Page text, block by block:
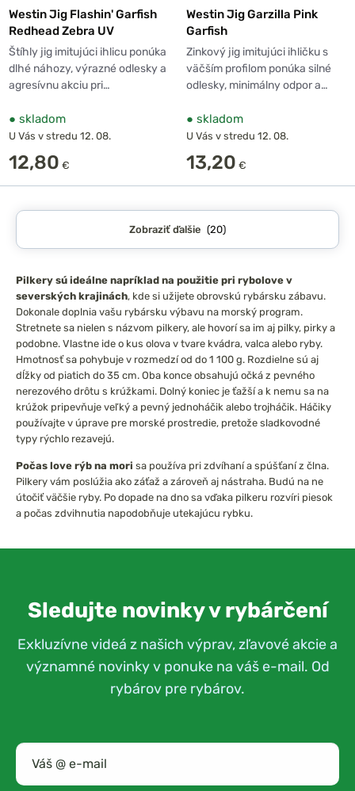
Westin Jig Flashin' Garfish
Redhead Zebra UV
Štíhly jig imitujúci ihlicu ponúka
dlhé náhozy, výrazné odlesky a
agresívnu akciu pri…
● skladom
U Vás v stredu 12. 08.
12,80 €
Westin Jig Garzilla Pink
Garfish
Zinkový jig imitujúci ihličku s
väčším profilom ponúka silné
odlesky, minimálny odpor a…
● skladom
U Vás v stredu 12. 08.
13,20 €
Zobraziť ďalšie (20)
Pilkery sú ideálne napríklad na použitie pri rybolove v
severských krajinách, kde si užijete obrovskú rybársku zábavu.
Dokonale doplnia vašu rybársku výbavu na morský program.
Stretnete sa nielen s názvom pilkery, ale hovorí sa im aj pilky, pirky a
podobne. Vlastne ide o kus olova v tvare kvádra, valca alebo ryby.
Hmotnosť sa pohybuje v rozmedzí od do 1 100 g. Rozdielne sú aj
dĺžky od piatich do 35 cm. Oba konce obsahujú očká z pevného
nerezového drôtu s krúžkami. Dolný koniec je ťažší a k nemu sa na
krúžok pripevňuje veľký a pevný jednoháčik alebo trojháčik. Háčiky
používajte v úprave pre morské prostredie, pretože sladkovodné
typy rýchlo rezavejú.
Počas love rýb na mori sa používa pri zdvíhaní a spúšťaní z člna.
Pilkery vám poslúžia ako záťaž a zároveň aj nástraha. Budú na ne
útočiť väčšie ryby. Po dopade na dno sa vďaka pilkeru rozvíri piesok
a počas zdvihnutia napodobňuje utekajúcu rybku.
Sledujte novinky v rybárčení
Exkluzívne videá z našich výprav, zľavové akcie a
významné novinky v ponuke na váš e-mail. Od
rybárov pre rybárov.